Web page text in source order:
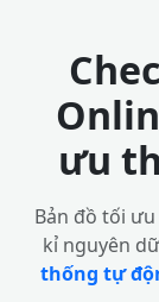
ưu
Bản đồ tối
kỉ nguyên
thống tự